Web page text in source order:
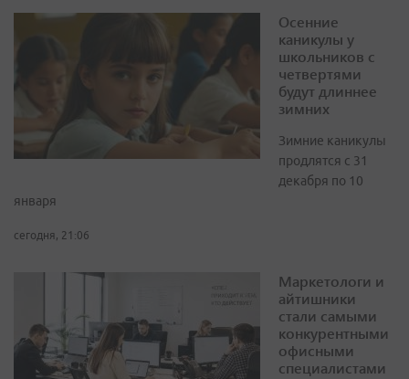
Осенние
каникулы у
школьников с
четвертями
будут длиннее
зимних
Зимние каникулы
продлятся с 31
декабря по 10
января
сегодня, 21:06
Маркетологи и
айтишники
стали самыми
конкурентными
офисными
специалистами